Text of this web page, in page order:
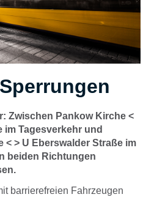
Zwischen Pankow Kirche <
im Tagesverkehr und
> U Eberswalder Straße im
beiden Richtungen
barrierefreien Fahrzeugen